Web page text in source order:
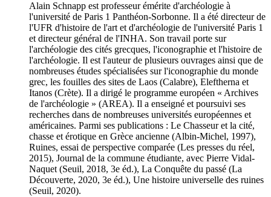
Alain Schnapp est professeur émérite d'archéologie à
l'université de Paris 1 Panthéon-Sorbonne. Il a été directeur de
l'UFR d'histoire de l'art et d'archéologie de l'université Paris 1
et directeur général de l'INHA. Son travail porte sur
l'archéologie des cités grecques, l'iconographie et l'histoire de
l'archéologie. Il est l'auteur de plusieurs ouvrages ainsi que de
nombreuses études spécialisées sur l'iconographie du monde
grec, les fouilles des sites de Laos (Calabre), Eleftherna et
Itanos (Crète). Il a dirigé le programme européen « Archives
de l'archéologie » (AREA). Il a enseigné et poursuivi ses
recherches dans de nombreuses universités européennes et
américaines. Parmi ses publications : Le Chasseur et la cité,
chasse et érotique en Grèce ancienne (Albin-Michel, 1997),
Ruines, essai de perspective comparée (Les presses du réel,
2015), Journal de la commune étudiante, avec Pierre Vidal-
Naquet (Seuil, 2018, 3e éd.), La Conquête du passé (La
Découverte, 2020, 3e éd.), Une histoire universelle des ruines
(Seuil, 2020).